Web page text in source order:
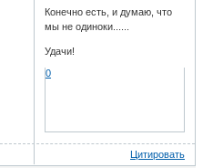
Конечно есть, и думаю, что
мы не одиноки......
Удачи!
0
Цитировать